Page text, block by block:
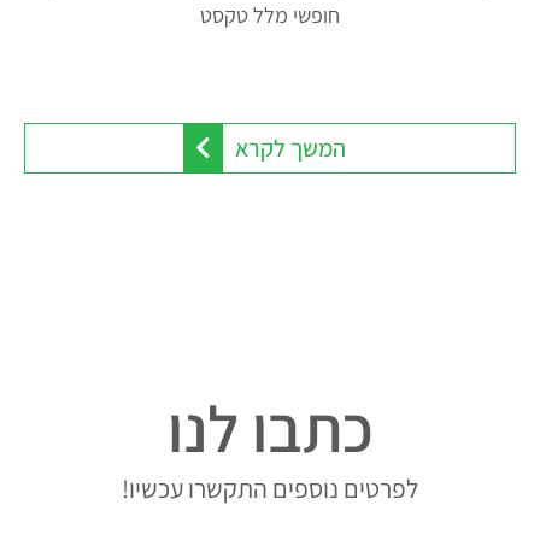
חופשי מלל טקסט
המשך לקרא
כתבו לנו
לפרטים נוספים התקשרו עכשיו!